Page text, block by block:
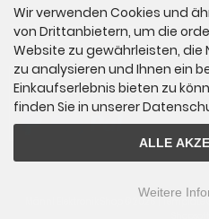
Zahlungsmethoden
Wir verwenden Cookies und
von Drittanbietern, um die
Website zu gewährleisten,
zu analysieren und Ihnen ein
Einkaufserlebnis bieten zu
finden Sie in unserer
ALLE
Weitere